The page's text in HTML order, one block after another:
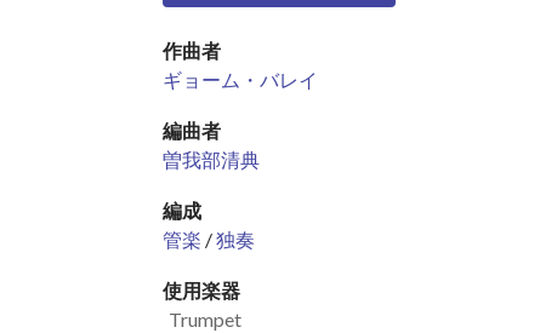
作曲者
ギョーム・バレイ
編曲者
曽我部清典
編成
管楽 /独奏
使用楽器
Trumpet